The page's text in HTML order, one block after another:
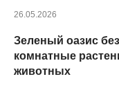
26.05.2026
Зеленый оазис
комнатные
животных